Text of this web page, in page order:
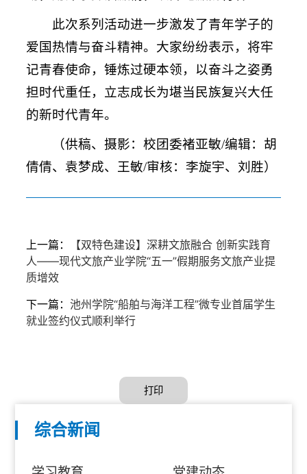
此次系列活动进一步激发了青年学子的
爱国热情与奋斗精神。大家纷纷表示，将牢
记青春使命，锤炼过硬本领，以奋斗之姿勇
担时代重任，立志成长为堪当民族复兴大任
的新时代青年。
（供稿、摄影：校团委褚亚敏/编辑：胡
倩倩、袁梦成、王敏/审核：李旋宇、刘胜）
上一篇：
【双特色建设】深耕文旅融合 创新实践育
人——现代文旅产业学院“五一”假期服务文旅产业提
质增效
下一篇：池州学院“船舶与海洋工程”微专业首届学生
就业签约仪式顺利举行
打印
综合新闻